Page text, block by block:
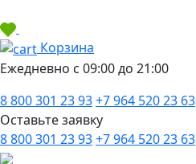
Корзина
Ежедневно с 09:00 до 21:00
8 800 301 23 93+7 964 520 23 63
Оставьте заявку
8 800 301 23 93+7 964 520 23 63